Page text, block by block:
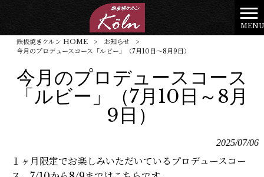
MENU
鉄板焼きケルン HOME
> お知らせ
>
今月のプロデュースコース「ルビー」（7月10日～8月9日）
今月のプロデュースコース
「ルビー」（7月10日～8月
9日）
2025/07/06
１ヶ月限定でお楽しみいただいているプロデュースコー